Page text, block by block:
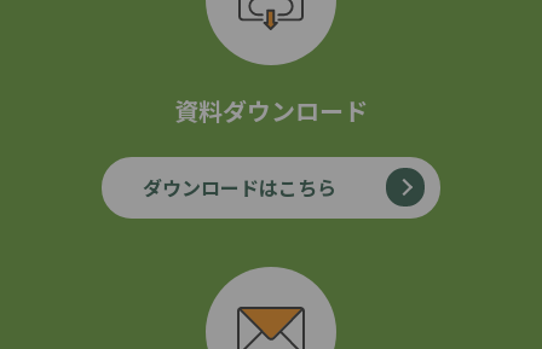
資料ダウンロード
ダウンロードはこちら